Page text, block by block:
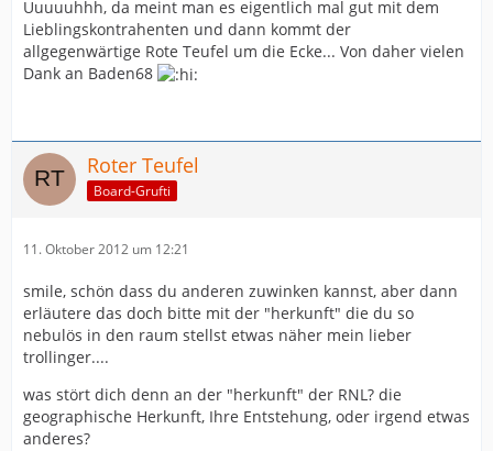
Uuuuuhhh, da meint man es eigentlich mal gut mit dem
Lieblingskontrahenten und dann kommt der
allgegenwärtige Rote Teufel um die Ecke... Von daher vielen
Dank an Baden68
Roter Teufel
Board-Grufti
11. Oktober 2012 um 12:21
smile, schön dass du anderen zuwinken kannst, aber dann
erläutere das doch bitte mit der "herkunft" die du so
nebulös in den raum stellst etwas näher mein lieber
trollinger....
was stört dich denn an der "herkunft" der RNL? die
geographische Herkunft, Ihre Entstehung, oder irgend etwas
anderes?